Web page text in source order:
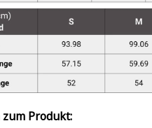
Produkt: